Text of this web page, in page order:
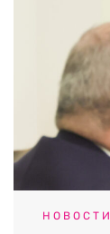
НОВОСТИ